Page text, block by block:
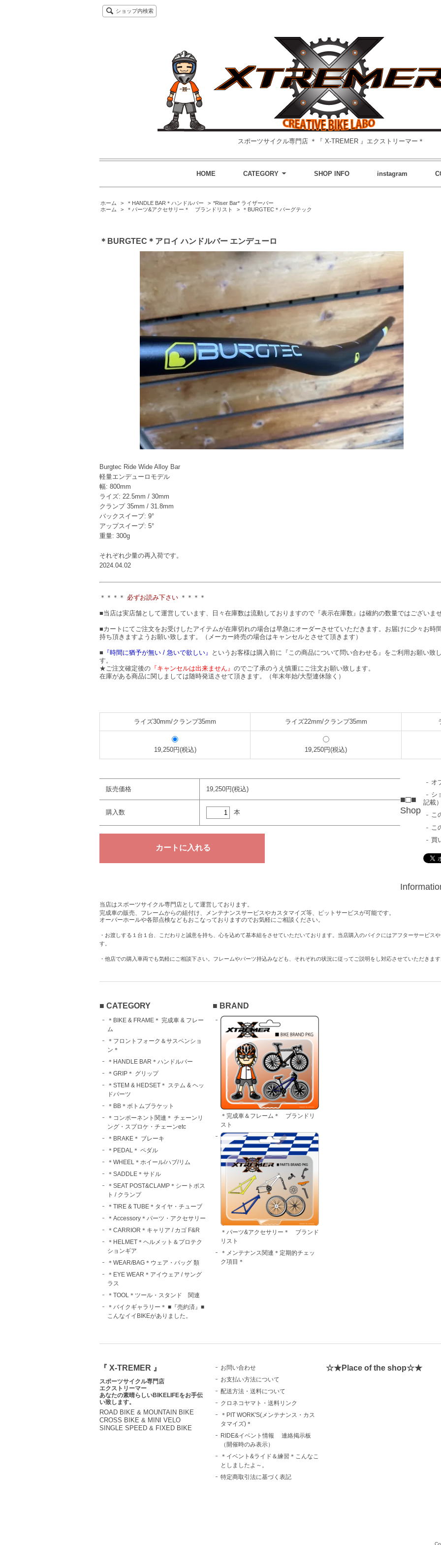
ショップ内検索
スポーツサイクル専門店 ＊『 X-TREMER 』エクストリーマー＊
HOME CATEGORY SHOP INFO instagram
ホーム > ＊HANDLE BAR＊ハンドルバー > *Riser Bar* ライザーバー
ホーム
> ＊パーツ&アクセサリー＊ ブランドリスト > ＊BURGTEC＊バーグテック
＊BURGTEC＊アロイ ハンドルバー エンデューロ
Burgtec Ride Wide Alloy Bar
軽量エンデューロモデル
幅: 800mm
ライズ: 22.5mm / 30mm
クランプ 35mm / 31.8mm
バックスイープ: 9°
アップスイープ: 5°
重量: 300g
それぞれ少量の再入荷です。
2024.04.02
＊＊＊＊ 必ずお読み下さい ＊＊＊＊
■当店は実店舗として運営しています、日々在庫数は流動しておりますので『表示在庫数』は確約の数量ではございま
■カートにてご注文をお受けしたアイテムが在庫切れの場合は早急にオーダーさせていただきます。お届けに少々お時
持ち頂きますようお願い致します。（メーカー終売の場合はキャンセルとさせて頂きます）
■ 『時間に猶予が無い / 急いで欲しい』
というお客様は購入前に『この商品について問い合わせる』をご利用お願い致
す。
★ご注文確定後の 『キャンセルは出来ません』 のでご了承のうえ慎重にご注文お願い致します。
在庫がある商品に関しましては随時発送させて頂きます。（年末年始/大型連休除く）
ライズ30mm/クランプ35mm ライズ22mm/クランプ35mm
19,250円(税込) 19,250円(税込)
販売価格 19,250円(税込)
購入数 本
オ
シ
記載）
こ
こ
買
■□■
Shop
当店はスポーツサイクル専門店として運営しております。
完成車の販売、フレームからの組付け、メンテナンスサービスやカスタマイズ等、ピットサービスが可能です。
オーバーホールや各部点検などもおこなっておりますのでお気軽にご相談ください。
・お渡しする１台１台、こだわりと誠意を持ち、心を込めて基本組をさせていただいております。当店購入のバイクにはアフターサービス
す。
・他店での購入車両でも気軽にご相談下さい。フレームやパーツ持込みなども、それぞれの状況に従ってご説明をし対応させていただきます
■ CATEGORY
＊BIKE & FRAME＊ 完成車 & フレー
ム
＊フロントフォーク＆サスペンショ
ン＊
＊HANDLE BAR＊ハンドルバー
＊GRIP＊ グリップ
＊STEM & HEDSET＊ ステム & ヘッ
ドパーツ
＊BB＊ボトムブラケット
＊コンポーネント関連＊ チェーンリ
ング・スプロケ・チェーンetc
＊BRAKE＊ ブレーキ
＊PEDAL＊ ペダル
＊WHEEL＊ホイール/ハブ/リム
＊SADDLE＊サドル
＊SEAT POST&CLAMP＊シートポス
ト / クランプ
＊TIRE & TUBE＊タイヤ・チューブ
＊Accessory＊パーツ・アクセサリー
＊CARRIOR＊キャリア / カゴ F&R
＊HELMET＊ヘルメット＆プロテク
ションギア
＊WEAR/BAG＊ウェア・バッグ 類
＊EYE WEAR＊アイウェア / サング
ラス
＊TOOL＊ツール・スタンド 関連
＊バイクギャラリー＊ ■『売約済』■
こんなイイBIKEがありました。
■ BRAND
＊完成車＆フレーム＊ ブランドリ
スト
＊パーツ&アクセサリー＊ ブランド
リスト
＊メンテナンス関連＊定期的チェッ
ク項目＊
『 X-TREMER 』
スポーツサイクル専門店
エクストリーマー
あなたの素晴らしいBIKELIFEをお手伝
い致します。
ROAD BIKE & MOUNTAIN BIKE
CROSS BIKE & MINI VELO
SINGLE SPEED & FIXED BIKE
お問い合わせ
お支払い方法について
配送方法・送料について
クロネコヤマト・送料リンク
＊PIT WORK'S(メンテナンス・カス
タマイズ)＊
RIDE&イベント情報 連絡掲示板
（開催時のみ表示）
＊イベント&ライド＆練習＊こんなこ
としましたよ～。
特定商取引法に基づく表記
☆★Place of the shop☆★